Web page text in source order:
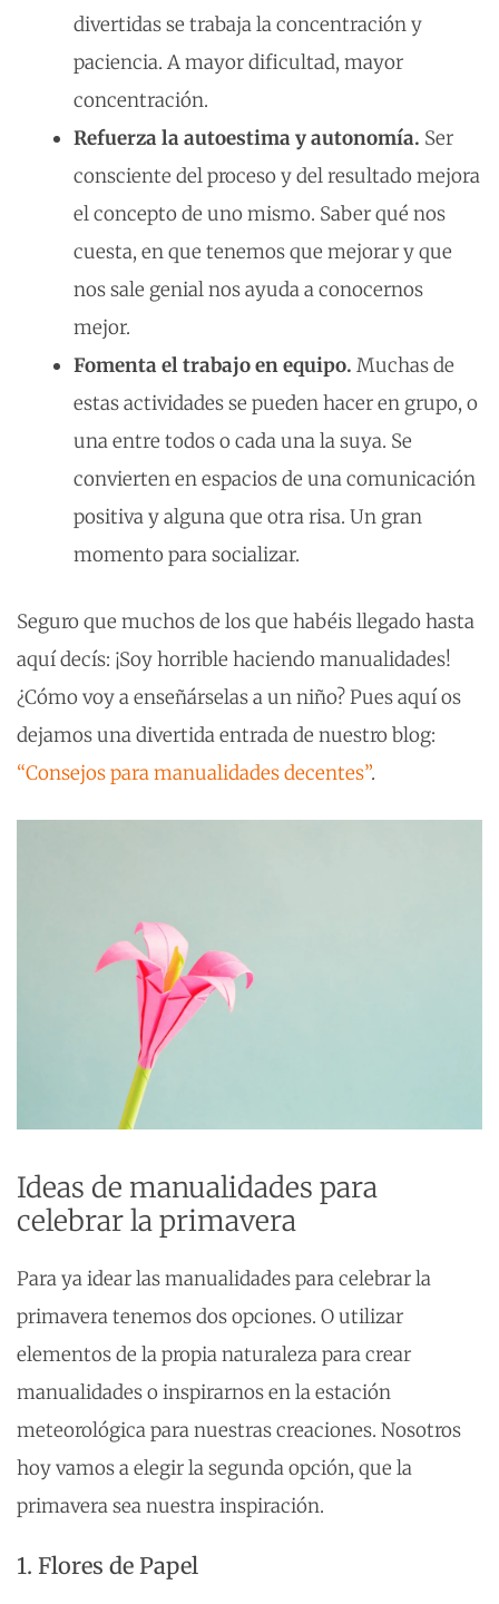
divertidas se trabaja la concentración y
paciencia. A mayor dificultad, mayor
concentración.
Refuerza la autoestima y autonomía. Ser
consciente del proceso y del resultado mejora
el concepto de uno mismo. Saber qué nos
cuesta, en que tenemos que mejorar y que
nos sale genial nos ayuda a conocernos
mejor.
Fomenta el trabajo en equipo. Muchas de
estas actividades se pueden hacer en grupo, o
una entre todos o cada una la suya. Se
convierten en espacios de una comunicación
positiva y alguna que otra risa. Un gran
momento para socializar.
Seguro que muchos de los que habéis llegado hasta
aquí decís: ¡Soy horrible haciendo manualidades!
¿Cómo voy a enseñárselas a un niño? Pues aquí os
dejamos una divertida entrada de nuestro blog:
“Consejos para manualidades decentes”.
Ideas de manualidades para
celebrar la primavera
Para ya idear las manualidades para celebrar la
primavera tenemos dos opciones. O utilizar
elementos de la propia naturaleza para crear
manualidades o inspirarnos en la estación
meteorológica para nuestras creaciones. Nosotros
hoy vamos a elegir la segunda opción, que la
primavera sea nuestra inspiración.
1. Flores de Papel